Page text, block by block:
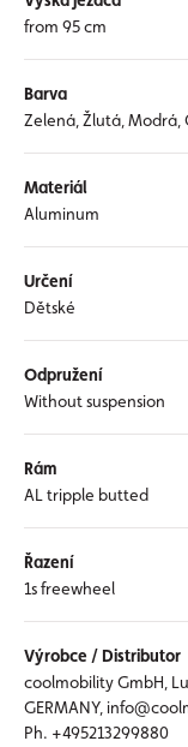
from 95 cm
Barva
Zelená, Žlutá, Modrá,
Materiál
Aluminum
Určení
Dětské
Odpružení
Without suspension
Rám
AL tripple butted
Řazení
1s freewheel
Výrobce / Distributor
coolmobility GmbH,
GERMANY,
Ph. +495213299880